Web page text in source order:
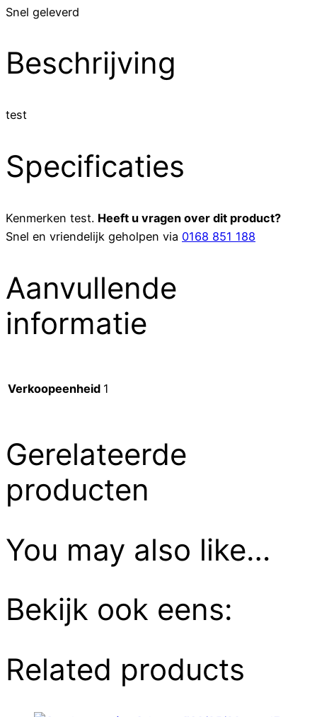
Snel geleverd
Beschrijving
test
Specificaties
Kenmerken test. Heeft u vragen over dit product?
Snel en vriendelijk geholpen via 0168 851 188
Aanvullende
informatie
Verkoopeenheid 1
Gerelateerde
producten
You may also like…
Bekijk ook eens:
Related products